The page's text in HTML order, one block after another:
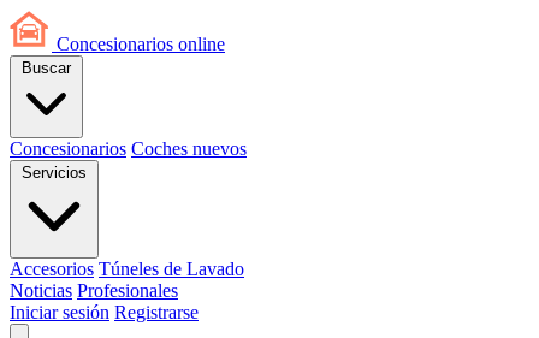
Concesionarios online
Buscar
Concesionarios Coches nuevos
Servicios
Accesorios Túneles de Lavado
Noticias Profesionales
Iniciar sesión Registrarse